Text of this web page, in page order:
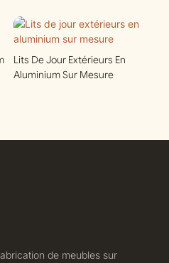
Lits De Jour Extérieurs En
Aluminium Sur Mesure
de meubles sur